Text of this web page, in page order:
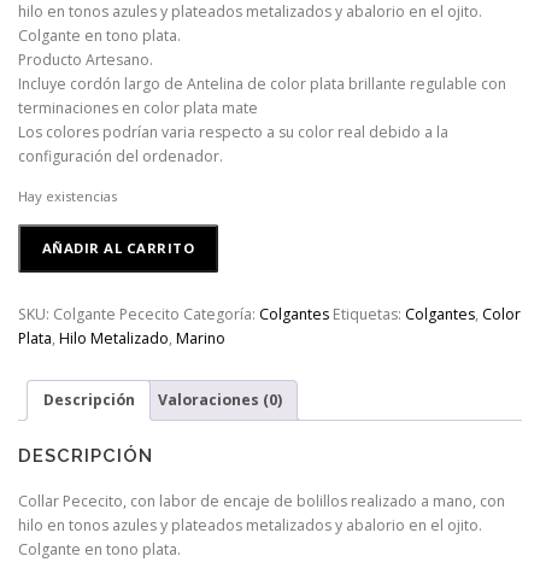
hilo en tonos azules y plateados metalizados y abalorio en el ojito.
Colgante en tono plata.
Producto Artesano.
Incluye cordón largo de Antelina de color plata brillante regulable con
terminaciones en color plata mate
Los colores podrían varia respecto a su color real debido a la
configuración del ordenador.
Hay existencias
Pececito
AÑADIR AL CARRITO
SKU: Colgante Pececito Categoría: Colgantes Etiquetas: Colgantes, Color
Plata, Hilo Metalizado, Marino
Descripción Valoraciones (0)
DESCRIPCIÓN
Collar Pececito, con labor de encaje de bolillos realizado a mano, con
hilo en tonos azules y plateados metalizados y abalorio en el ojito.
Colgante en tono plata.